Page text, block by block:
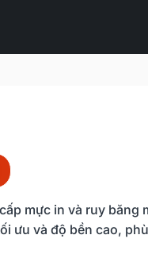
mực in và ruy băng
ưu và độ bền cao,